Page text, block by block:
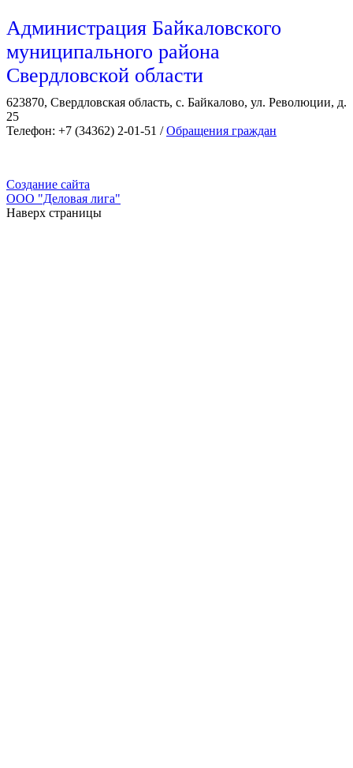
Администрация Байкаловского
муниципального района
Свердловской области
623870, Свердловская область, с. Байкалово, ул. Революции, д.
25
Телефон: +7 (34362) 2-01-51 /Обращения граждан
Создание сайта
ООО "Деловая лига"
Наверх страницы